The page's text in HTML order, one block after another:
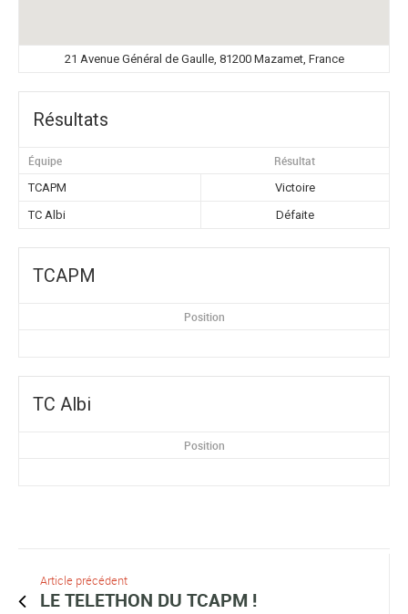
21 Avenue Général de Gaulle, 81200 Mazamet, France
Résultats
Équipe Résultat
TCAPM
Victoire
TC Albi
Défaite
TCAPM
Position
TC Albi
Position
Article précédent
LE TELETHON DU TCAPM !